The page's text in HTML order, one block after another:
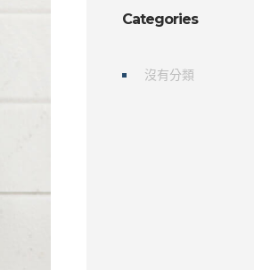
Categories
沒有分類